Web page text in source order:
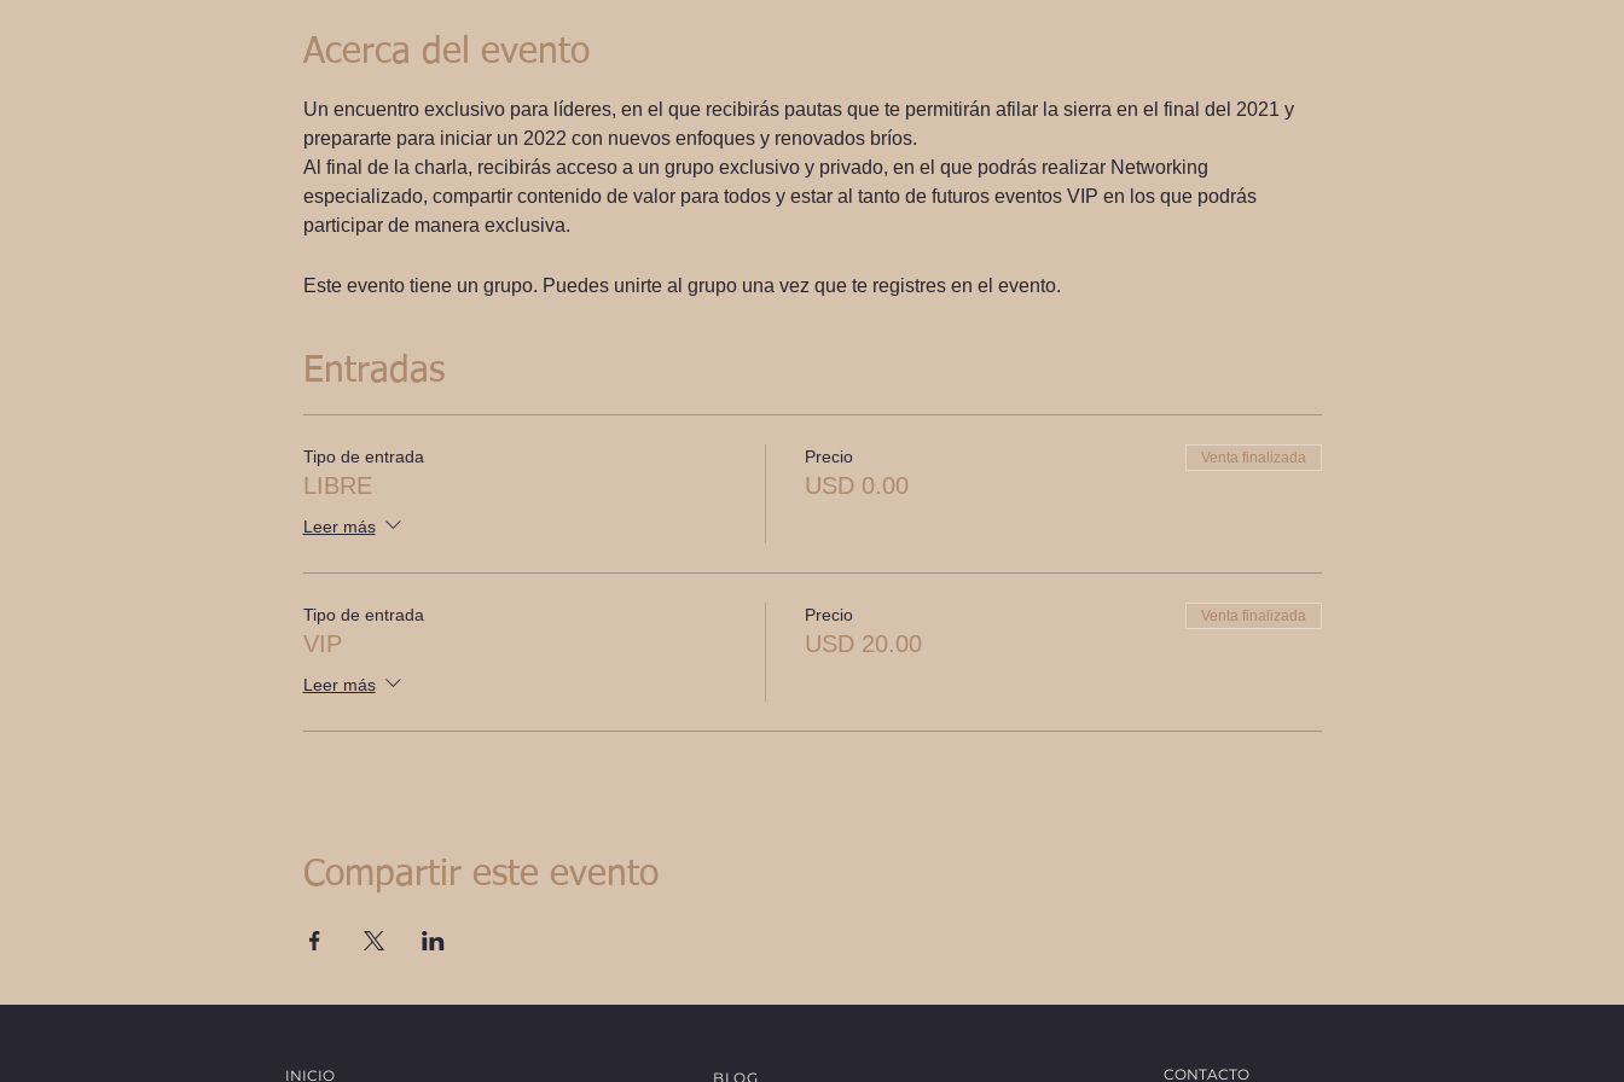
Acerca del evento
Un encuentro exclusivo para líderes, en el que recibirás pautas que te permitirán afilar la sierra en el final del 2021 y
prepararte para iniciar un 2022 con nuevos enfoques y renovados bríos.
Al final de la charla, recibirás acceso a un grupo exclusivo y privado, en el que podrás realizar Networking
especializado, compartir contenido de valor para todos y estar al tanto de futuros eventos VIP en los que podrás
participar de manera exclusiva.
Este evento tiene un grupo. Puedes unirte al grupo una vez que te registres en el evento.
Entradas
Tipo de entrada
LIBRE
Leer más
Precio
USD 0.00
Venta finalizada
Tipo de entrada
VIP
Leer más
Precio
USD 20.00
Venta finalizada
Compartir este evento
INICIO BLOG CONTACTO